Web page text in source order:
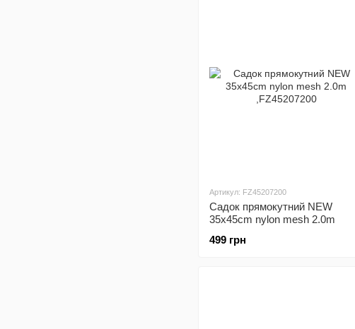
Артикул: FZ45207200
Садок прямокутний NEW
35x45cm nylon mesh 2.0m
499 грн